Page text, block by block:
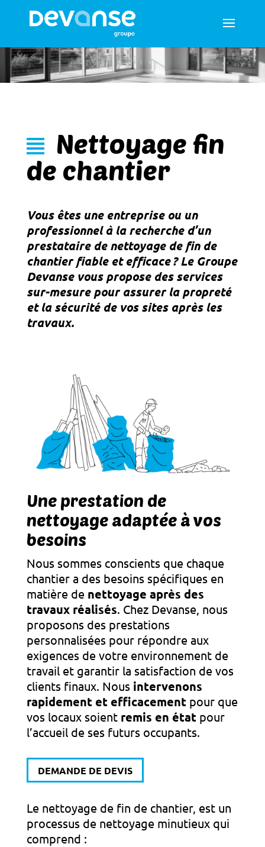
Nettoyage fin
de chantier
Vous êtes une entreprise ou un
professionnel à la recherche d’un
prestataire de nettoyage de fin de
chantier fiable et efficace ? Le Groupe
Devanse vous propose des services
sur-mesure pour assurer la propreté
et la sécurité de vos sites après les
travaux.
Une prestation de
nettoyage adaptée à vos
besoins
Nous sommes conscients que chaque
chantier a des besoins spécifiques en
matière de nettoyage après des
travaux réalisés. Chez Devanse, nous
proposons des prestations
personnalisées pour répondre aux
exigences de votre environnement de
travail et garantir la satisfaction de vos
clients finaux. Nous intervenons
rapidement et efficacement pour que
vos locaux soient remis en état pour
l’accueil de ses futurs occupants.
DEMANDE DE DEVIS
Le nettoyage de fin de chantier, est un
processus de nettoyage minutieux qui
comprend :